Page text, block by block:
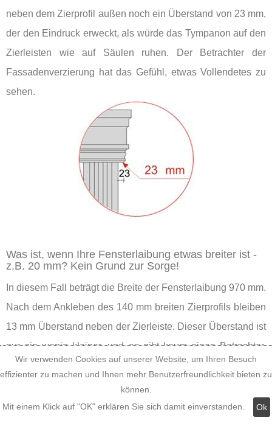
neben dem Zierprofil außen noch ein Überstand von 23 mm,
der den Eindruck erweckt, als würde das Tympanon auf den
Zierleisten wie auf Säulen ruhen. Der Betrachter der
Fassadenverzierung hat das Gefühl, etwas Vollendetes zu
sehen.
Was ist, wenn Ihre Fensterlaibung etwas breiter ist -
z.B. 20 mm? Kein Grund zur Sorge!
In diesem Fall beträgt die Breite der Fensterlaibung 970 mm.
Nach dem Ankleben des 140 mm breiten Zierprofils bleiben
13 mm Überstand neben der Zierleiste. Dieser Überstand ist
nur ein wenig kleiner, und es gibt kaum einen Betrachter,
dem das an der Fensterverzierung auffällt, solange er nicht
mit der Nase daraufgestoßen wird. Also können Sie guten
Gewissens das Tympanon aus der Leibungsbreite-
Wir verwenden Cookies auf unserer Website, um Ihren Besuch
effizienter zu machen und Ihnen mehr Benutzerfreundlichkeit bieten zu
können.
Mit einem Klick auf "OK" erklären Sie sich damit einverstanden.
Ok